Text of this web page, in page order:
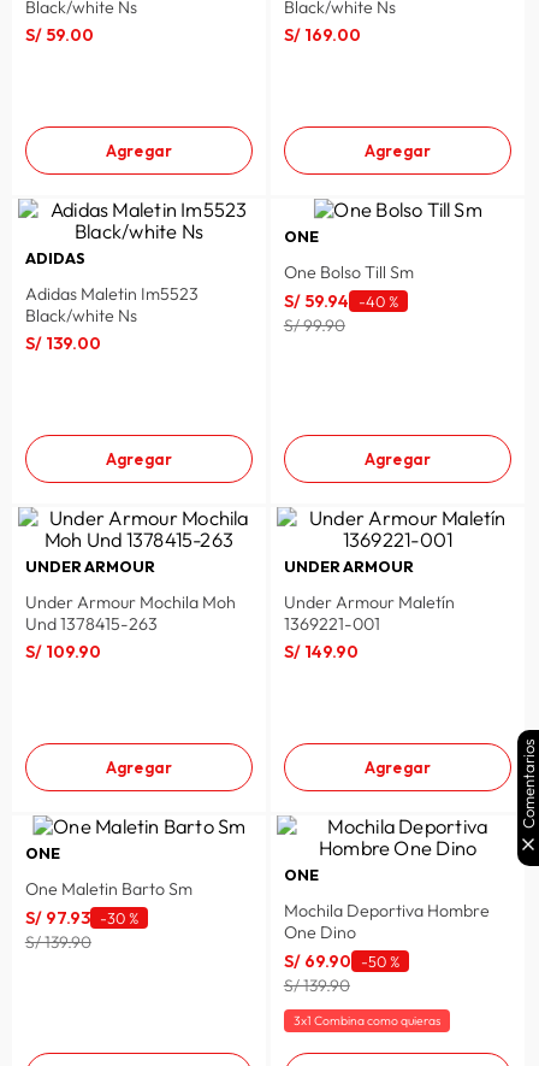
Black/white Ns
S/ 59.00
Agregar
Black/white Ns
S/ 169.00
Agregar
ADIDAS
Adidas Maletin Im5523
Black/white Ns
S/ 139.00
Agregar
ONE
One Bolso Till Sm
S/ 59.94 -40 %
S/ 99.90
Agregar
UNDER ARMOUR
Under Armour Mochila Moh
Und 1378415-263
S/ 109.90
Agregar
UNDER ARMOUR
Under Armour Maletín
1369221-001
S/ 149.90
Agregar
ONE
One Maletin Barto Sm
S/ 97.93 -30 %
S/ 139.90
ONE
Mochila Deportiva Hombre
One Dino
S/ 69.90 -50 %
S/ 139.90
3x1 Combina como quieras
Comentarios